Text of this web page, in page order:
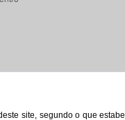
site, segundo o que